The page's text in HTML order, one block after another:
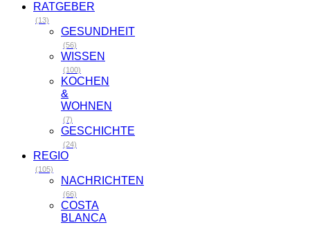
RATGEBER
(13)
GESUNDHEIT
(56)
WISSEN
(100)
KOCHEN
&
WOHNEN
(7)
GESCHICHTE
(24)
REGIO
(105)
NACHRICHTEN
(66)
COSTA
BLANCA